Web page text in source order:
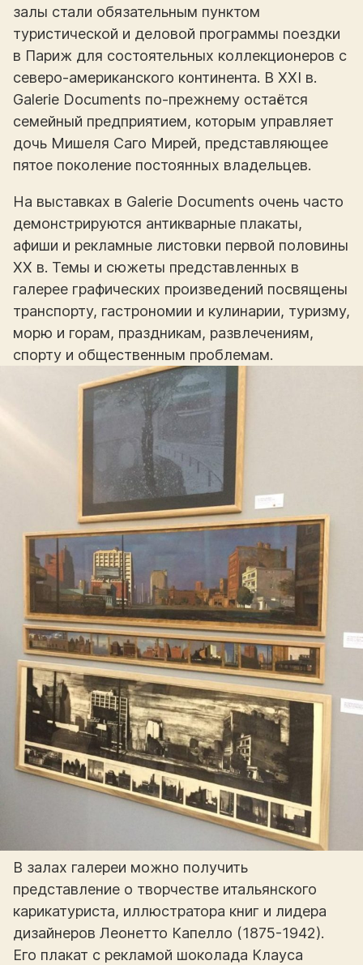
залы стали обязательным пунктом
туристической и деловой программы поездки
в Париж для состоятельных коллекционеров с
северо-американского континента. В XXI в.
Galerie Documents по-прежнему остаётся
семейный предприятием, которым управляет
дочь Мишеля Саго Мирей, представляющее
пятое поколение постоянных владельцев.
На выставках в Galerie Documents очень часто
демонстрируются антикварные плакаты,
афиши и рекламные листовки первой половины
XX в. Темы и сюжеты представленных в
галерее графических произведений посвящены
транспорту, гастрономии и кулинарии, туризму,
морю и горам, праздникам, развлечениям,
спорту и общественным проблемам.
В залах галереи можно получить
представление о творчестве итальянского
карикатуриста, иллюстратора книг и лидера
дизайнеров Леонетто Капелло (1875-1942).
Его плакат с рекламой шоколада Клауса